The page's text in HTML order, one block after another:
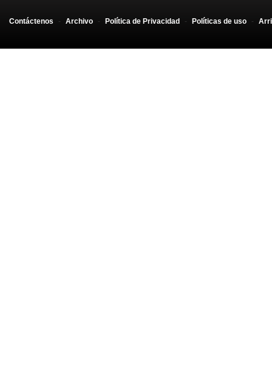
Contáctenos - Archivo - Política de Privacidad - Políticas de uso -